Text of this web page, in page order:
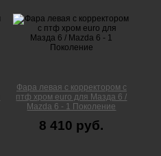
Фара левая с корректором с
птф хром euro для Мазда 6 /
Mazda 6 - 1 Поколение
8 410 руб.